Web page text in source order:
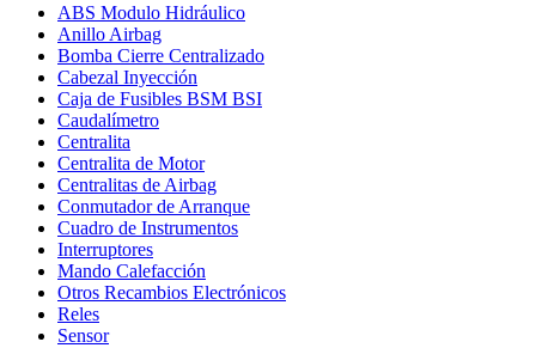
ABS Modulo Hidráulico
Anillo Airbag
Bomba Cierre Centralizado
Cabezal Inyección
Caja de Fusibles BSM BSI
Caudalímetro
Centralita
Centralita de Motor
Centralitas de Airbag
Conmutador de Arranque
Cuadro de Instrumentos
Interruptores
Mando Calefacción
Otros Recambios Electrónicos
Reles
Sensor